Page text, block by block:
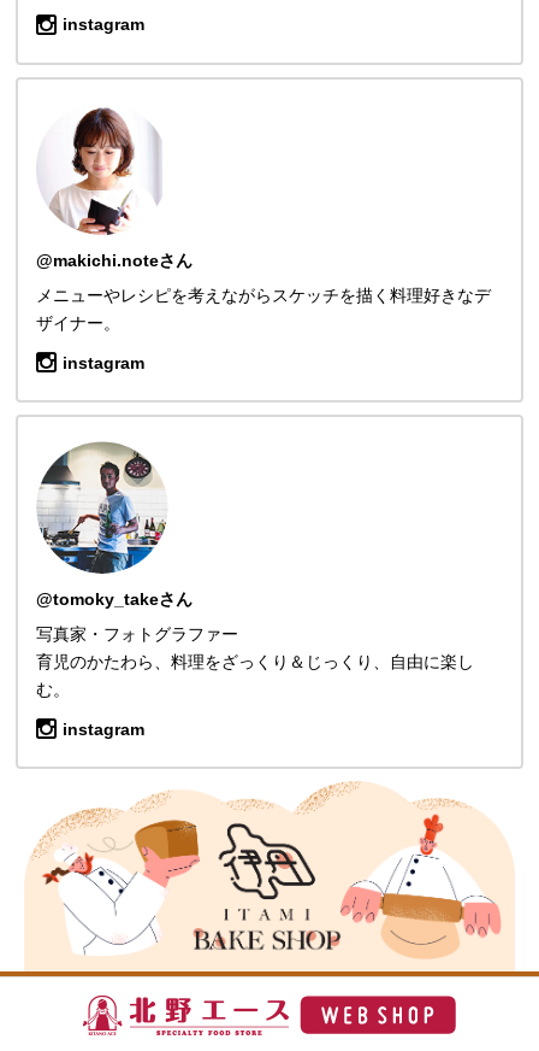
instagram
@makichi.noteさん
メニューやレシピを考えながらスケッチを描く料理好きなデ
ザイナー。
instagram
@tomoky_takeさん
写真家・フォトグラファー
育児のかたわら、料理をざっくり＆じっくり、自由に楽し
む。
instagram